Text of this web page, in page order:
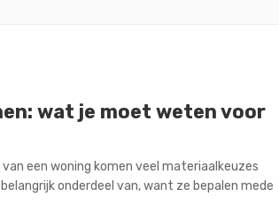
wat je moet weten voor
een woning komen veel materiaalkeuzes
onderdeel van, want ze bepalen mede